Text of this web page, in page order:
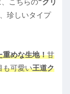
こちらの“クリ
珍しいタイプ
重めな生地！甘
も可愛い王道ク